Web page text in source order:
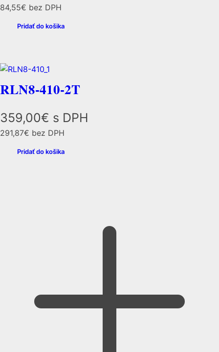
84,55€ bez DPH
Pridať do košika
RLN8-410-2T
359,00€ s DPH
291,87€ bez DPH
Pridať do košika